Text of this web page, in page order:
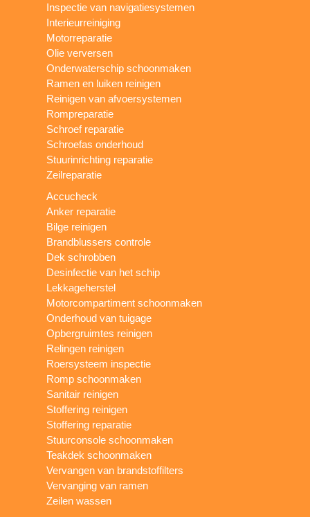
Inspectie van navigatiesystemen
Interieurreiniging
Motorreparatie
Olie verversen
Onderwaterschip schoonmaken
Ramen en luiken reinigen
Reinigen van afvoersystemen
Rompreparatie
Schroef reparatie
Schroefas onderhoud
Stuurinrichting reparatie
Zeilreparatie
Accucheck
Anker reparatie
Bilge reinigen
Brandblussers controle
Dek schrobben
Desinfectie van het schip
Lekkageherstel
Motorcompartiment schoonmaken
Onderhoud van tuigage
Opbergruimtes reinigen
Relingen reinigen
Roersysteem inspectie
Romp schoonmaken
Sanitair reinigen
Stoffering reinigen
Stoffering reparatie
Stuurconsole schoonmaken
Teakdek schoonmaken
Vervangen van brandstoffilters
Vervanging van ramen
Zeilen wassen